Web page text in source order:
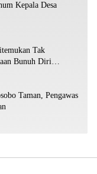
Kepala Desa
Tak
Bunuh Diri
Taman, Pengawas